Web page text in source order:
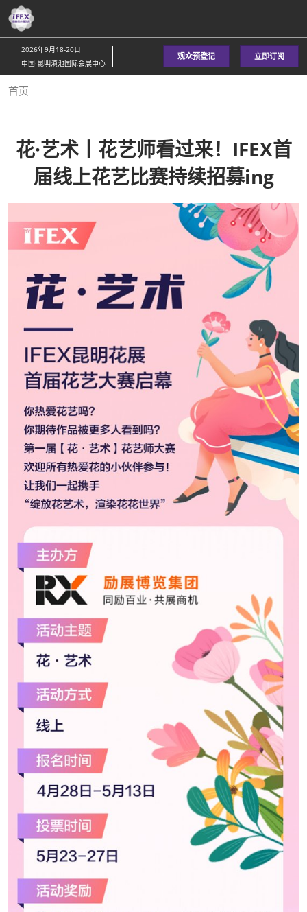
直
接
跳
至
内
2026年9月18-20日
中国·昆明滇池国际会展中心
观众预登记 立即订阅
首页
花·艺术丨花艺师看过来！IFEX首
届线上花艺比赛持续招募ing